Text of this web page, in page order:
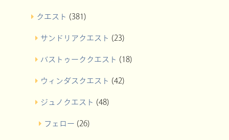
クエスト (381)
サンドリアクエスト (23)
バストゥーククエスト (18)
ウィンダスクエスト (42)
ジュノクエスト (48)
フェロー (26)